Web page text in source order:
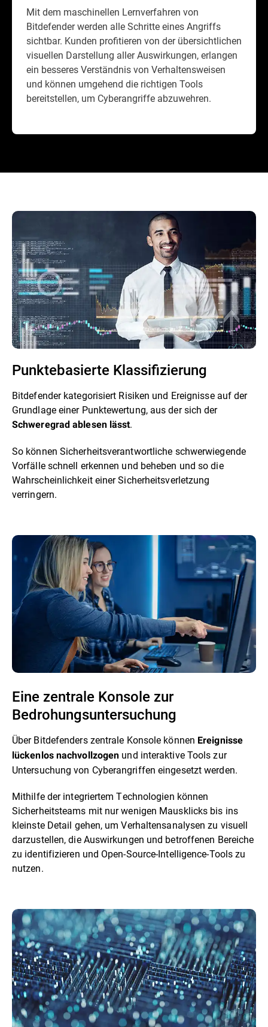
Mit dem maschinellen Lernverfahren von
Bitdefender werden alle Schritte eines Angriffs
sichtbar. Kunden profitieren von der übersichtlichen
visuellen Darstellung aller Auswirkungen, erlangen
ein besseres Verständnis von Verhaltensweisen
und können umgehend die richtigen Tools
bereitstellen, um Cyberangriffe abzuwehren.
Punktebasierte Klassifizierung
Bitdefender kategorisiert Risiken und Ereignisse auf der
Grundlage einer Punktewertung, aus der sich der
Schweregrad ablesen lässt.
So können Sicherheitsverantwortliche schwerwiegende
Vorfälle schnell erkennen und beheben und so die
Wahrscheinlichkeit einer Sicherheitsverletzung
verringern.
Eine zentrale Konsole zur
Bedrohungsuntersuchung
Über Bitdefenders zentrale Konsole können Ereignisse
lückenlos nachvollzogen und interaktive Tools zur
Untersuchung von Cyberangriffen eingesetzt werden.
Mithilfe der integriertem Technologien können
Sicherheitsteams mit nur wenigen Mausklicks bis ins
kleinste Detail gehen, um Verhaltensanalysen zu visuell
darzustellen, die Auswirkungen und betroffenen Bereiche
zu identifizieren und Open-Source-Intelligence-Tools zu
nutzen.